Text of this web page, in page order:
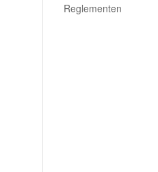
Reglementen